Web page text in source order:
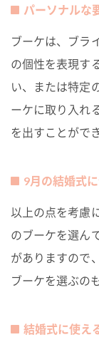
パーソナルな
ブーケは、ブラ
の個性を表現す
い、または特定
ーケに取り入れ
を出すことがで
9月の結婚式
以上の点を考慮
のブーケを選ん
がありますので
ブーケを選ぶの
結婚式に使え